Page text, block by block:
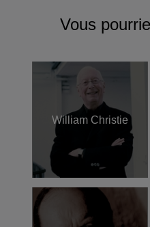
Vous
William Christie